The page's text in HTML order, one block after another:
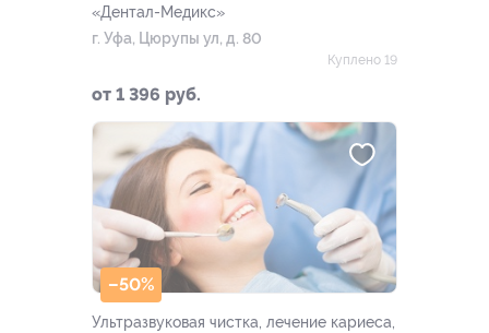
«Дентал-Медикс»
г. Уфа, Цюрупы ул, д. 80
от 1 396 руб.
Куплено 19
–50%
Ультразвуковая чистка, лечение кариеса,